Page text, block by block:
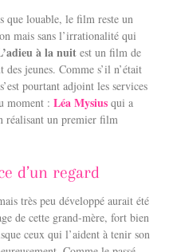
que louable, le film reste un
mais sans l’irrationalité qui
à la nuit est un film de
jeunes. Comme s’il n’était
pourtant adjoint les services
moment :Léa Mysius qui a
réalisant un premier film
d’un regard
très peu développé aurait été
de cette grand-mère, fort bien
ceux qui l’aident à tenir son